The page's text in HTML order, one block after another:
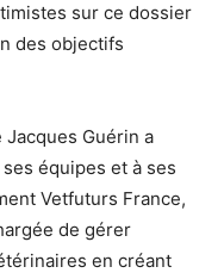
sur ce dossier
des objectifs
Jacques Guérin a
équipes et à ses
Vetfuturs France,
de gérer
en créant